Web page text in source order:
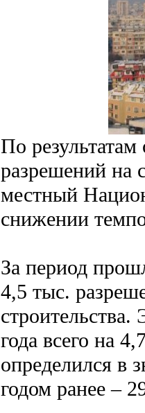
По
разрешений на
местный
снижении
За период
4,5 тыс.
года всего на
определился в
годом ранее –